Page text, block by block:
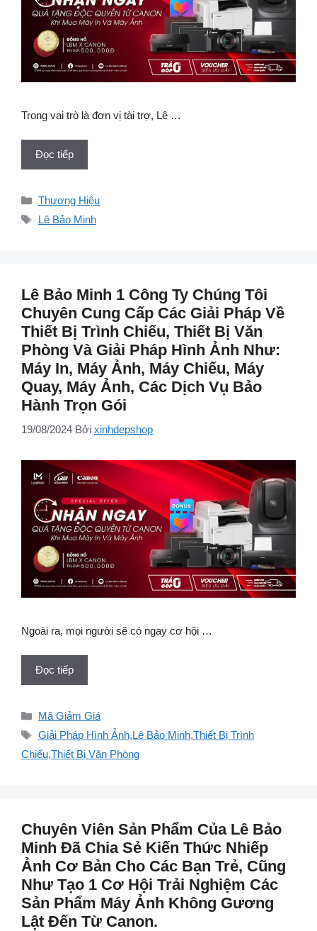
Trong vai trò là đơn vị tài trợ, Lê …
Đọc tiếp
Danh
mục
Thương Hiệu
Thẻ
Lê Bảo Minh
Lê Bảo Minh 1 Công Ty Chúng Tôi
Chuyên Cung Cấp Các Giải Pháp Về
Thiết Bị Trình Chiếu, Thiết Bị Văn
Phòng Và Giải Pháp Hình Ảnh Như:
Máy In, Máy Ảnh, Máy Chiếu, Máy
Quay, Máy Ảnh, Các Dịch Vụ Bảo
Hành Trọn Gói
19/08/2024 Bởi xinhdepshop
Ngoài ra, mọi người sẽ có ngay cơ hội …
Đọc tiếp
Danh
mục
Mã Giảm Giá
Thẻ
Giải Pháp Hình Ảnh,Lê Bảo Minh,Thiết Bị Trình
Chiếu,Thiết Bị Văn Phòng
Chuyên Viên Sản Phẩm Của Lê Bảo
Minh Đã Chia Sẻ Kiến Thức Nhiếp
Ảnh Cơ Bản Cho Các Bạn Trẻ, Cũng
Như Tạo 1 Cơ Hội Trải Nghiệm Các
Sản Phẩm Máy Ảnh Không Gương
Lật Đến Từ Canon.